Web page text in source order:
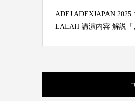
ADEJ ADEXJAPAN 2025
LALAH 講演内容 解説「